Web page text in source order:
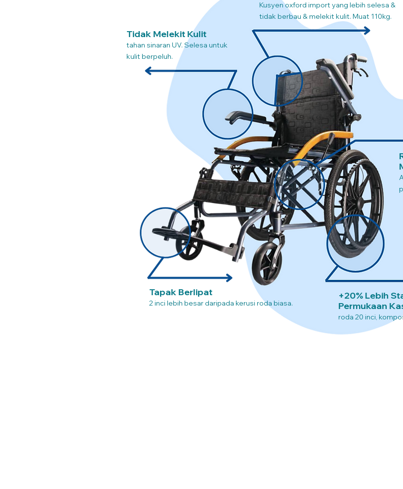
+20% Lebih
Permukaan
roda 20 inci,
Tapak Berlipat
2 inci lebih besar daripada kerusi roda biasa.
Tidak Melekit Kulit
tahan sinaran UV. Selesa untuk
kulit berpeluh.
Kusyen oxford import yang lebih selesa &
tidak berbau & melekit kulit. Muat 110kg.